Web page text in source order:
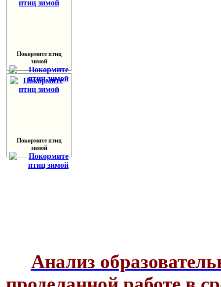
Покормите птиц
зимой
Покормите птиц
зимой
Анализ